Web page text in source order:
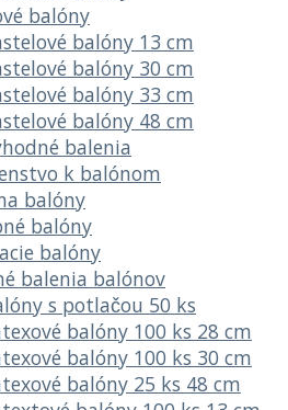
balóny
balóny 13 cm
balóny 30 cm
balóny 33 cm
balóny 48 cm
balenia
k balónom
balóny
balóny
balóny
balenia balónov
s potlačou 50 ks
balóny 100 ks 28 cm
balóny 100 ks 30 cm
balóny 25 ks 48 cm